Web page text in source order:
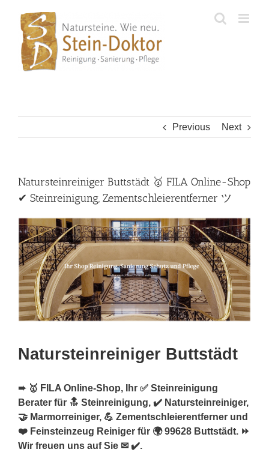
content
Previous Next
Natursteinreiniger Buttstädt 🥇 FILA Online-Shop
✔ Steinreinigung, Zementschleierentferner ツ
Natursteinreiniger Buttstädt
➨ 🥇 FILA Online-Shop, Ihr ✅ Steinreinigung
Berater für 🔝 Steinreinigung, ✔️ Natursteinreiniger,
🤝 Marmorreiniger, 💪 Zementschleierentferner und
❤️ Feinsteinzeug Reiniger für 🌍 99628 Buttstädt. ⏩
Wir freuen uns auf Sie ✉ ✔️.